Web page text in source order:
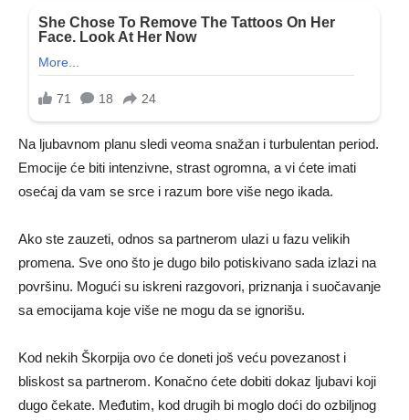
Na ljubavnom planu sledi veoma snažan i turbulentan period.
Emocije će biti intenzivne, strast ogromna, a vi ćete imati
osećaj da vam se srce i razum bore više nego ikada.
Ako ste zauzeti, odnos sa partnerom ulazi u fazu velikih
promena. Sve ono što je dugo bilo potiskivano sada izlazi na
površinu. Mogući su iskreni razgovori, priznanja i suočavanje
sa emocijama koje više ne mogu da se ignorišu.
Kod nekih Škorpija ovo će doneti još veću povezanost i
bliskost sa partnerom. Konačno ćete dobiti dokaz ljubavi koji
dugo čekate. Međutim, kod drugih bi moglo doći do ozbiljnog